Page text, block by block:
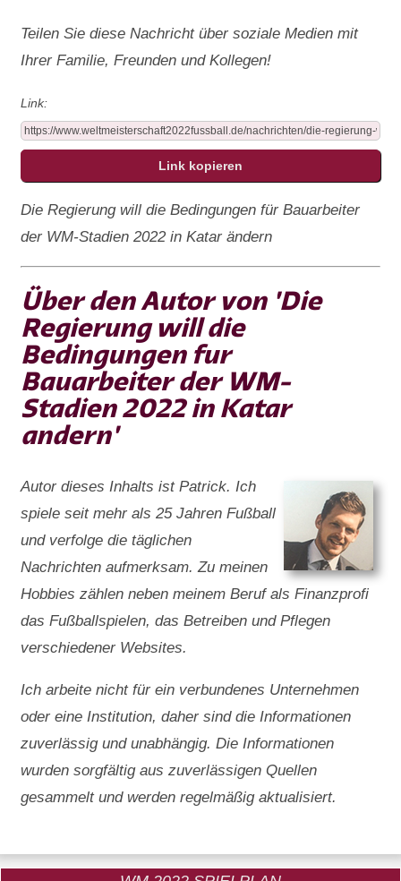
Teilen Sie diese Nachricht über soziale Medien mit
Ihrer Familie, Freunden und Kollegen!
Link:
Die Regierung will die Bedingungen für Bauarbeiter
der WM-Stadien 2022 in Katar ändern
Über den Autor von 'Die
Regierung will die
Bedingungen fur
Bauarbeiter der WM-
Stadien 2022 in Katar
andern'
Autor dieses Inhalts ist Patrick. Ich
spiele seit mehr als 25 Jahren Fußball
und verfolge die täglichen
Nachrichten aufmerksam. Zu meinen
Hobbies zählen neben meinem Beruf als Finanzprofi
das Fußballspielen, das Betreiben und Pflegen
verschiedener Websites.
Ich arbeite nicht für ein verbundenes Unternehmen
oder eine Institution, daher sind die Informationen
zuverlässig und unabhängig. Die Informationen
wurden sorgfältig aus zuverlässigen Quellen
gesammelt und werden regelmäßig aktualisiert.